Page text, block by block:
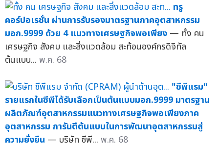
ทรู
คอร์ปอเรชั่น ผ่านการรับรองมาตรฐานภาคอุตสาหกรรม
มอก.9999 ด้วย 4 แนวทางเศรษฐกิจพอเพียง — ทั้ง คน
เศรษฐกิจ สังคม และสิ่งแวดล้อม สะท้อนองค์กรดิจิทัล
ต้นแบบ... พ.ค. 68
"ซีพีแรม"
รายแรกในซีพีได้รับเลือกเป็นต้นแบบมอก.9999 มาตรฐาน
ผลิตภัณฑ์อุตสาหกรรมแนวทางเศรษฐกิจพอเพียงภาค
อุตสาหกรรม การันตีต้นแบบในการพัฒนาอุตสาหกรรมสู่
ความยั่งยืน — บริษัท ซีพี... พ.ค. 68